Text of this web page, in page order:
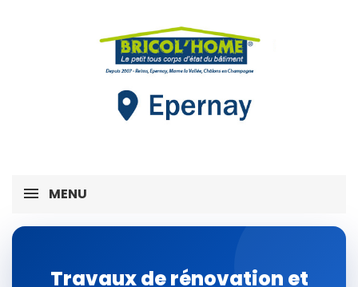
MENU
Travaux de rénovation et